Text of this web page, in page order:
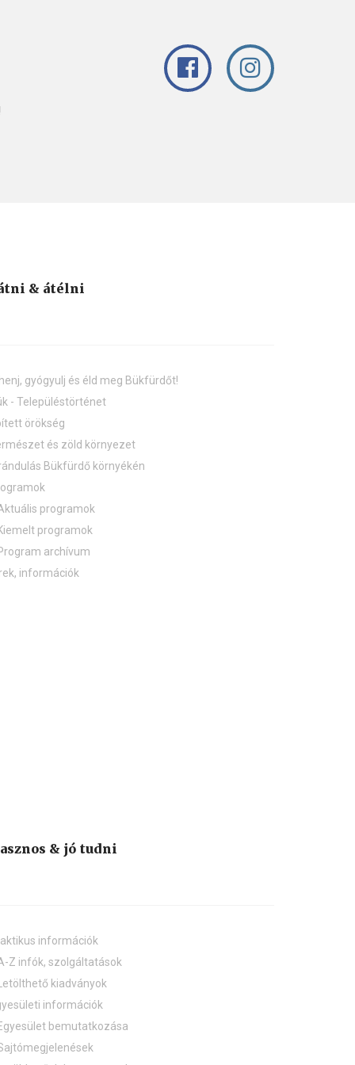
& átélni
gyógyulj és éld meg Bükfürdőt!
- Településtörténet
örökség
és zöld környezet
Bükfürdő környékén
programok
programok
archívum
információk
& jó tudni
információk
Z infók, szolgáltatások
kiadványok
információk
bemutatkozása